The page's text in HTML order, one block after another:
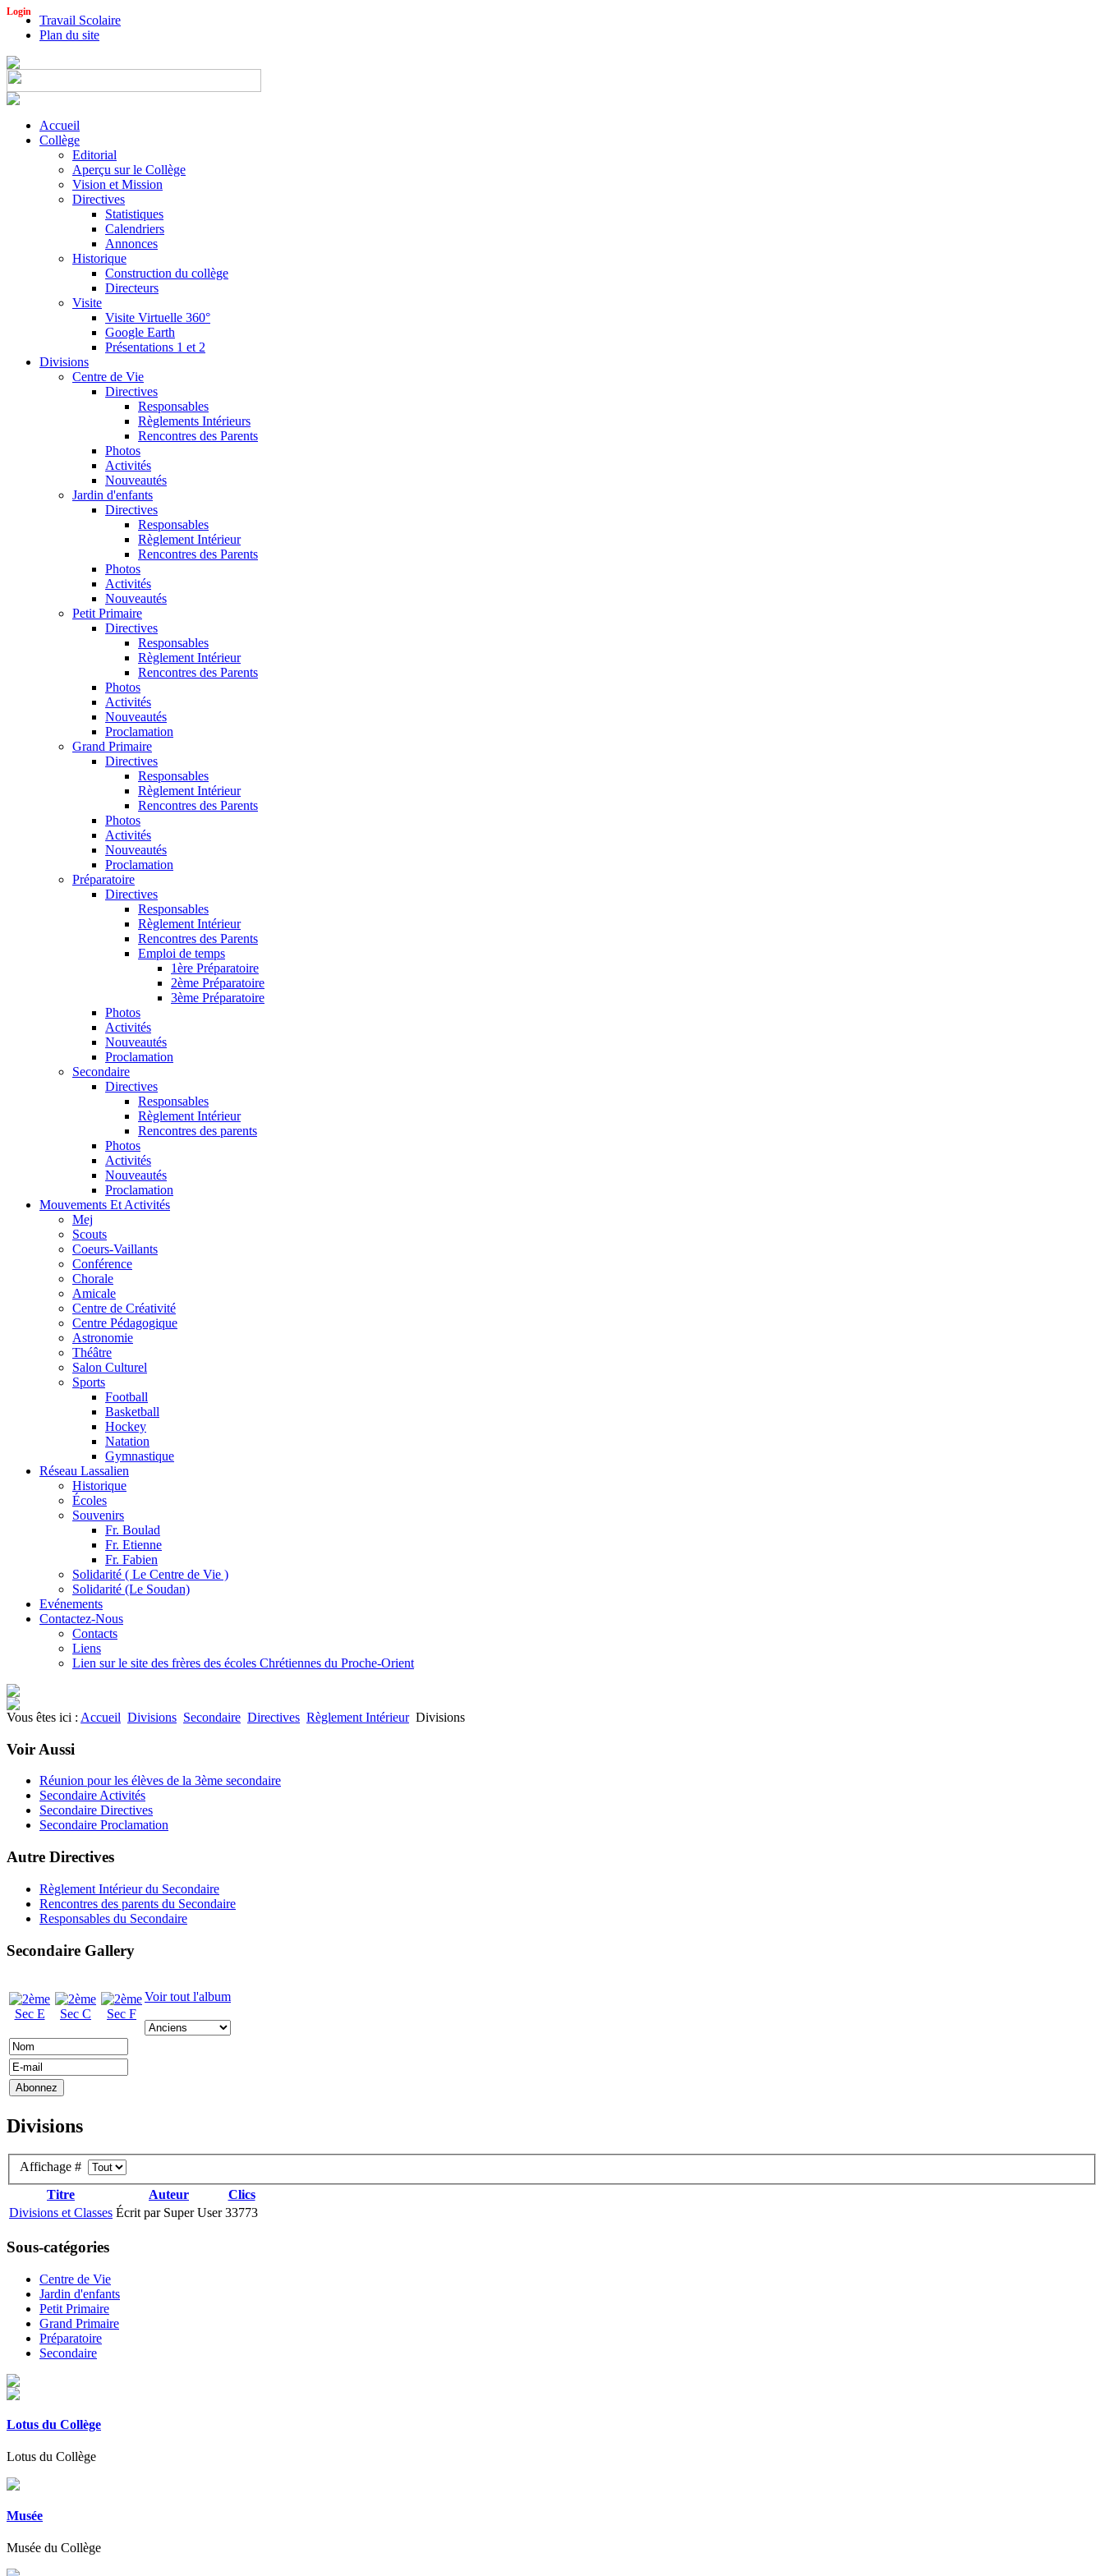
Login
Travail Scolaire
Plan du site
Accueil
Collège
Editorial
Aperçu sur le Collège
Vision et Mission
Directives
Statistiques
Calendriers
Annonces
Historique
Construction du collège
Directeurs
Visite
Visite Virtuelle 360°
Google Earth
Présentations 1 et 2
Divisions
Centre de Vie
Directives
Responsables
Règlements Intérieurs
Rencontres des Parents
Photos
Activités
Nouveautés
Jardin d'enfants
Directives
Responsables
Règlement Intérieur
Rencontres des Parents
Photos
Activités
Nouveautés
Petit Primaire
Directives
Responsables
Règlement Intérieur
Rencontres des Parents
Photos
Activités
Nouveautés
Proclamation
Grand Primaire
Directives
Responsables
Règlement Intérieur
Rencontres des Parents
Photos
Activités
Nouveautés
Proclamation
Préparatoire
Directives
Responsables
Règlement Intérieur
Rencontres des Parents
Emploi de temps
1ère Préparatoire
2ème Préparatoire
3ème Préparatoire
Photos
Activités
Nouveautés
Proclamation
Secondaire
Directives
Responsables
Règlement Intérieur
Rencontres des parents
Photos
Activités
Nouveautés
Proclamation
Mouvements Et Activités
Mej
Scouts
Coeurs-Vaillants
Conférence
Chorale
Amicale
Centre de Créativité
Centre Pédagogique
Astronomie
Théâtre
Salon Culturel
Sports
Football
Basketball
Hockey
Natation
Gymnastique
Réseau Lassalien
Historique
Écoles
Souvenirs
Fr. Boulad
Fr. Etienne
Fr. Fabien
Solidarité ( Le Centre de Vie )
Solidarité (Le Soudan)
Evénements
Contactez-Nous
Contacts
Liens
Lien sur le site des frères des écoles Chrétiennes du Proche-Orient
Vous êtes ici : Accueil Divisions Secondaire Directives Règlement Intérieur Divisions
Voir Aussi
Réunion pour les élèves de la 3ème secondaire
Secondaire Activités
Secondaire Directives
Secondaire Proclamation
Autre Directives
Règlement Intérieur du Secondaire
Rencontres des parents du Secondaire
Responsables du Secondaire
Secondaire Gallery
Voir tout l'album
Divisions
Affichage #
Titre
Auteur
Clics
Divisions et Classes Écrit par Super User 33773
Sous-catégories
Centre de Vie
Jardin d'enfants
Petit Primaire
Grand Primaire
Préparatoire
Secondaire
Lotus du Collège
Lotus du Collège
Musée
Musée du Collège